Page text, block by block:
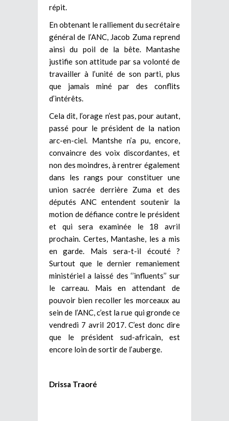
répit.
En obtenant le ralliement du secrétaire
général de l’ANC, Jacob Zuma reprend
ainsi du poil de la bête. Mantashe
justifie son attitude par sa volonté de
travailler à l’unité de son parti, plus
que jamais miné par des conflits
d’intérêts.
Cela dit, l’orage n’est pas, pour autant,
passé pour le président de la nation
arc-en-ciel. Mantshe n’a pu, encore,
convaincre des voix discordantes, et
non des moindres, à rentrer également
dans les rangs pour constituer une
union sacrée derrière Zuma et des
députés ANC entendent soutenir la
motion de défiance contre le président
et qui sera examinée le 18 avril
prochain. Certes, Mantashe, les a mis
en garde. Mais sera-t-il écouté ?
Surtout que le dernier remaniement
ministériel a laissé des ‘’influents’’ sur
le carreau. Mais en attendant de
pouvoir bien recoller les morceaux au
sein de l’ANC, c’est la rue qui gronde ce
vendredi 7 avril 2017. C’est donc dire
que le président sud-africain, est
encore loin de sortir de l’auberge.
Drissa Traoré